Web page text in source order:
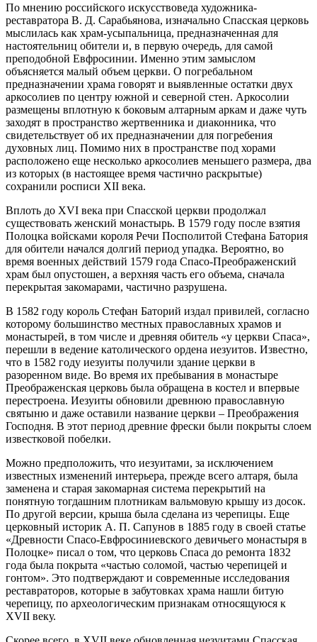
По мнению российского искусствоведа художника-
реставратора В. Д. Сарабьянова, изначально Спасская церковь
мыслилась как храм-усыпальница, предназначенная для
настоятельниц обители и, в первую очередь, для самой
преподобной Евфросинии. Именно этим замыслом
объясняется малый объем церкви. О погребальном
предназначении храма говорят и выявленные остатки двух
аркосолиев по центру южной и северной стен. Аркосолии
размещены вплотную к боковым алтарным аркам и даже чуть
заходят в пространство жертвенника и диаконника, что
свидетельствует об их предназначении для погребения
духовных лиц. Помимо них в пространстве под хорами
расположено еще несколько аркосолиев меньшего размера, два
из которых (в настоящее время частично раскрытые)
сохранили росписи XII века.
Вплоть до XVI века при Спасской церкви продолжал
существовать женский монастырь. В 1579 году после взятия
Полоцка войсками короля Речи Посполитой Стефана Батория
для обители начался долгий период упадка. Вероятно, во
время военных действий 1579 года Спасо-Преображенский
храм был опустошен, а верхняя часть его объема, сначала
перекрытая закомарами, частично разрушена.
В 1582 году король Стефан Баторий издал привилей, согласно
которому большинство местных православных храмов и
монастырей, в том числе и древняя обитель «у церкви Спаса»,
перешли в ведение католического ордена иезуитов. Известно,
что в 1582 году иезуиты получили здание церкви в
разоренном виде. Во время их пребывания в монастыре
Преображенская церковь была обращена в костел и впервые
перестроена. Иезуиты обновили древнюю православную
святыню и даже оставили название церкви – Преображения
Господня. В этот период древние фрески были покрыты слоем
известковой побелки.
Можно предположить, что иезуитами, за исключением
известных изменений интерьера, прежде всего алтаря, была
заменена и старая закомарная система перекрытий на
понятную тогдашним плотникам вальмовую крышу из досок.
По другой версии, крыша была сделана из черепицы. Еще
церковный историк А. П. Сапунов в 1885 году в своей статье
«Древности Спасо-Евфросиниевского девичьего монастыря в
Полоцке» писал о том, что церковь Спаса до ремонта 1832
года была покрыта «частью соломой, частью черепицей и
гонтом». Это подтверждают и современные исследования
реставраторов, которые в забутовках храма нашли битую
черепицу, по археологическим признакам относящуюся к
XVII веку.